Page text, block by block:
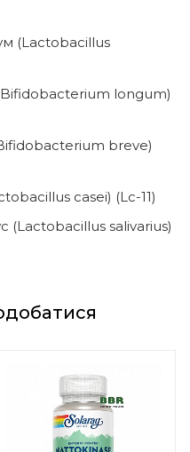
(Lactobacillus
longum)
breve)
casei) (Lc-11)
(Lactobacillus salivarius)